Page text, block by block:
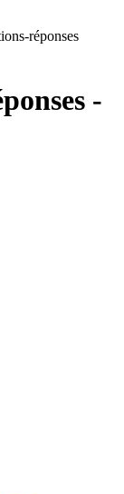
réponses
-